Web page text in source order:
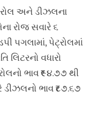
અને ડીઝલના
રોજ સવારે ૬
પગલામાં, પેટ્રોલમાં
વધારો
ભાવ ₹૯૪.૭૭ થી
ભાવ ₹૮૭.૬૭